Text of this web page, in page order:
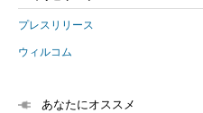
プレスリリース
ウィルコム
あなたにオススメ